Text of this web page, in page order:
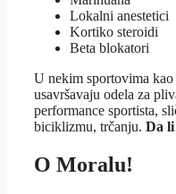
Lokalni anestetici
Kortiko steroidi
Beta blokatori
U nekim sportovima
usavršavaju odela za
performance sportista,
biciklizmu, trčanju. Da li
O Moralu!